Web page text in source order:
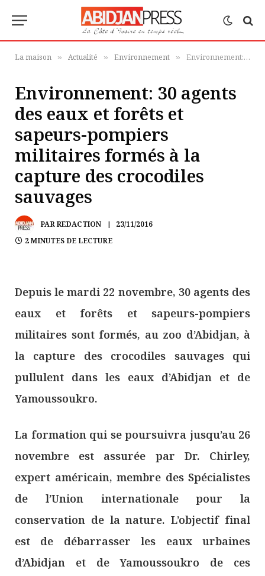
La maison » Actualité » Environnement » Environnement: 30 agents des eaux et forêts et sapeurs-pompiers militaires formés à la capture des crocodiles sauvages
Environnement: 30 agents
des eaux et forêts et
sapeurs-pompiers
militaires formés à la
capture des crocodiles
sauvages
PARREDACTION
23/11/2016
2 MINUTES DE LECTURE
Depuis le mardi 22 novembre, 30 agents des
eaux et forêts et sapeurs-pompiers
militaires sont formés, au zoo d’Abidjan, à
la capture des crocodiles sauvages qui
pullulent dans les eaux d’Abidjan et de
Yamoussoukro.
La formation qui se poursuivra jusqu’au 26
novembre est assurée par Dr. Chirley,
expert américain, membre des Spécialistes
de l’Union internationale pour la
conservation de la nature. L’objectif final
est de débarrasser les eaux urbaines
d’Abidjan et de Yamoussoukro de ces